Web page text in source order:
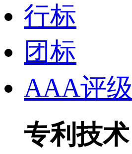
行标
团标
AAA评级
专利技术